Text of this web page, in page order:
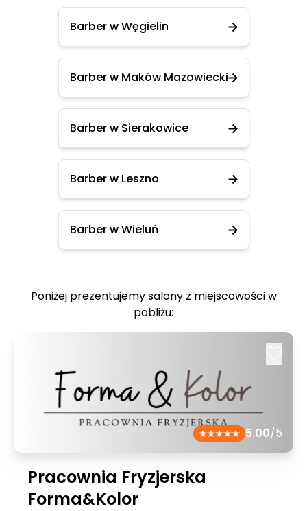
Barber w Węgielin
Barber w Maków Mazowiecki
Barber w Sierakowice
Barber w Leszno
Barber w Wieluń
Poniżej prezentujemy salony z miejscowości w
pobliżu:
5.00/5
Pracownia Fryzjerska
Forma&Kolor